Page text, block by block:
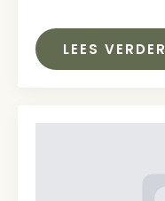
LEES VERDER